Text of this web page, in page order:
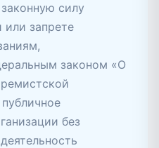
силу
запрете
законом «О
без